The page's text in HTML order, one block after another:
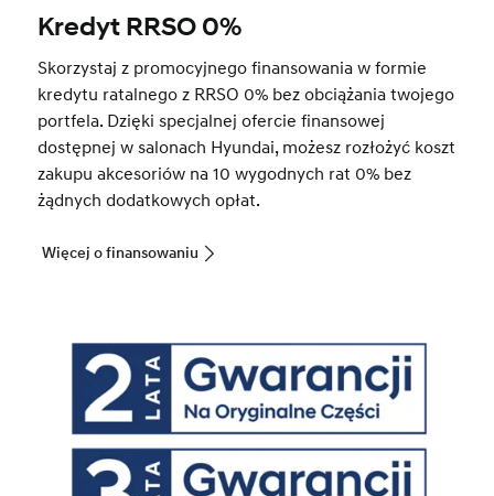
Kredyt RRSO 0%
Skorzystaj z promocyjnego finansowania w formie
kredytu ratalnego z RRSO 0% bez obciążania twojego
portfela. Dzięki specjalnej ofercie finansowej
dostępnej w salonach Hyundai, możesz rozłożyć koszt
zakupu akcesoriów na 10 wygodnych rat 0% bez
żądnych dodatkowych opłat.
Więcej o finansowaniu